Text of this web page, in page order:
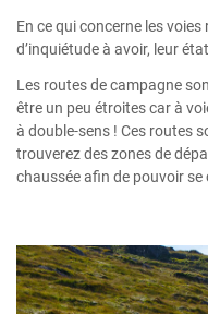
En ce qui concerne les voies
d’inquiétude à avoir, leur
Les routes de campagne
être un peu étroites car à
à double-sens ! Ces routes
trouverez des zones de
chaussée afin de pouvoir se